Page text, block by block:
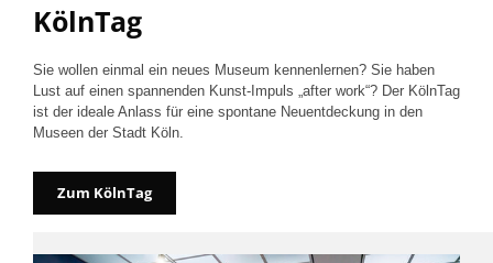
KölnTag
Sie wollen einmal ein neues Museum kennenlernen? Sie haben
Lust auf einen spannenden Kunst-Impuls „after work“? Der KölnTag
ist der ideale Anlass für eine spontane Neuentdeckung in den
Museen der Stadt Köln.
Zum KölnTag